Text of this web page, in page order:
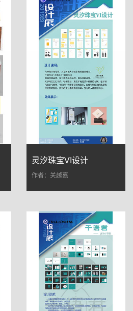
灵汐珠宝VI设计
作者：关越嘉